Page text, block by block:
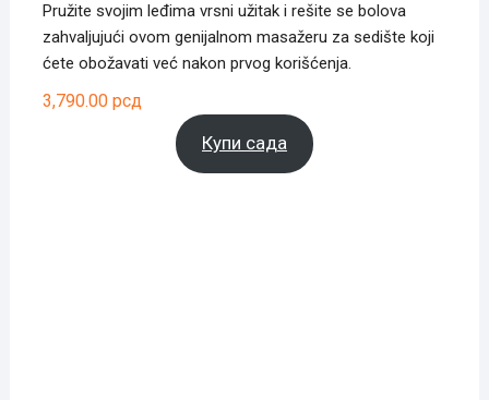
Pružite svojim leđima vrsni užitak i rešite se bolova
zahvaljujući ovom genijalnom masažeru za sedište koji
ćete obožavati već nakon prvog korišćenja.
3,790.00 рсд
Купи сада